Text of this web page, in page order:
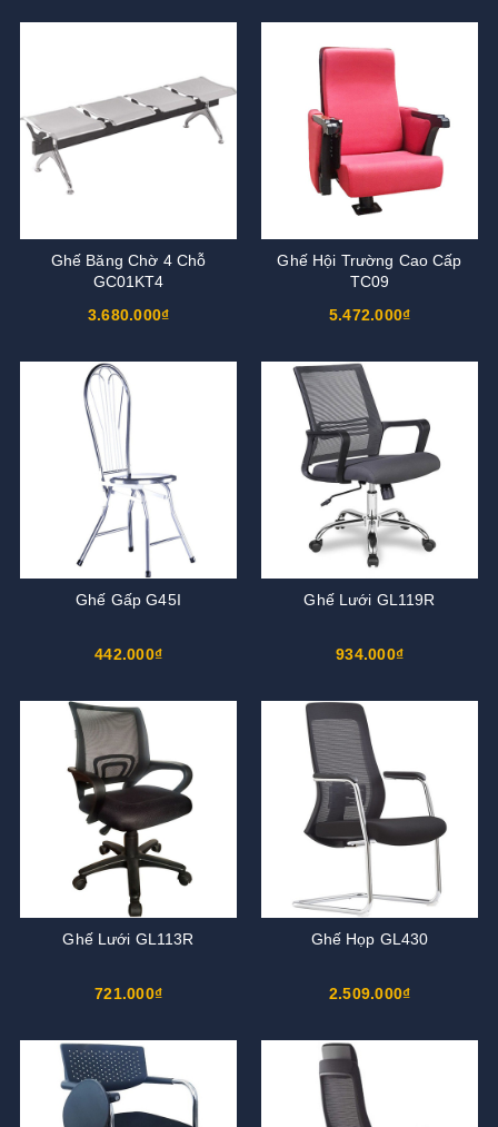
Ghế Băng Chờ 4 Chỗ
GC01KT4
3.680.000₫
Ghế Hội Trường Cao Cấp
TC09
5.472.000₫
Ghế Gấp G45I
442.000₫
Ghế Lưới GL119R
934.000₫
Ghế Lưới GL113R
721.000₫
Ghế Họp GL430
2.509.000₫